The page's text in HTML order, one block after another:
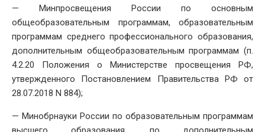
— Минпросвещения России по основным
общеобразовательным программам, образовательным
программам среднего профессионального образования,
дополнительным общеобразовательным программам (п.
4.2.20 Положения о Министерстве просвещения РФ,
утвержденного Постановлением Правительства РФ от
28.07.2018 N 884);
— Минобрнауки России по образовательным программам